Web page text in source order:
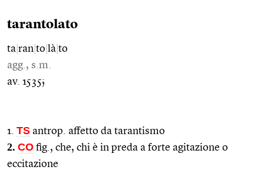
tarantolato
ta ran to là to
agg., s.m.
av. 1535;
1. TS antrop. affetto da tarantismo
2. CO fig., che, chi è in preda a forte agitazione o
eccitazione